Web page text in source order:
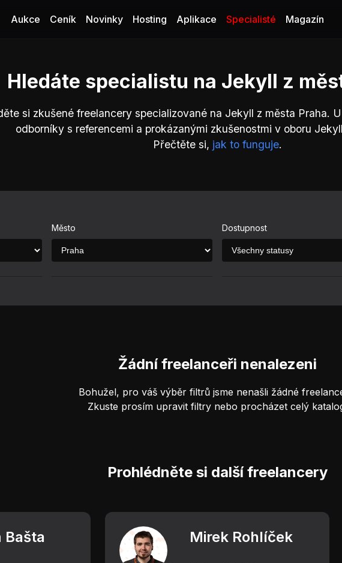
Aukce Ceník Novinky Hosting Aplikace Specialisté Magazín
Hledáte specialistu na Jekyll z
si zkušené freelancery specializované na Jekyll z města Praha.
odborníky s referencemi a prokázanými zkušenostmi v oboru
Přečtěte si, jak to funguje.
Město Dostupnost
Žádní freelanceři nenalezeni
Bohužel, pro váš výběr filtrů jsme nenašli žádné
Zkuste prosím upravit filtry nebo procházet celý
Prohlédněte si další freelancery
Bašta Mirek Rohlíček